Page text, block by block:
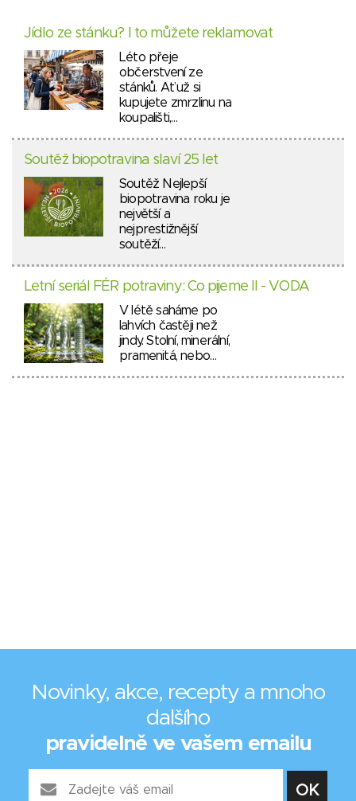
Jídlo ze stánku? I to můžete reklamovat
Léto přeje
občerstvení ze
stánků. Ať už si
kupujete zmrzlinu na
koupališti,…
Soutěž biopotravina slaví 25 let
Soutěž Nejlepší
biopotravina roku je
největší a
nejprestižnější
soutěží…
Letní seriál FÉR potraviny: Co pijeme II - VODA
V létě saháme po
lahvích častěji než
jindy. Stolní, minerální,
pramenitá, nebo…
Novinky, akce, recepty a mnoho
dalšího
pravidelně ve vašem emailu